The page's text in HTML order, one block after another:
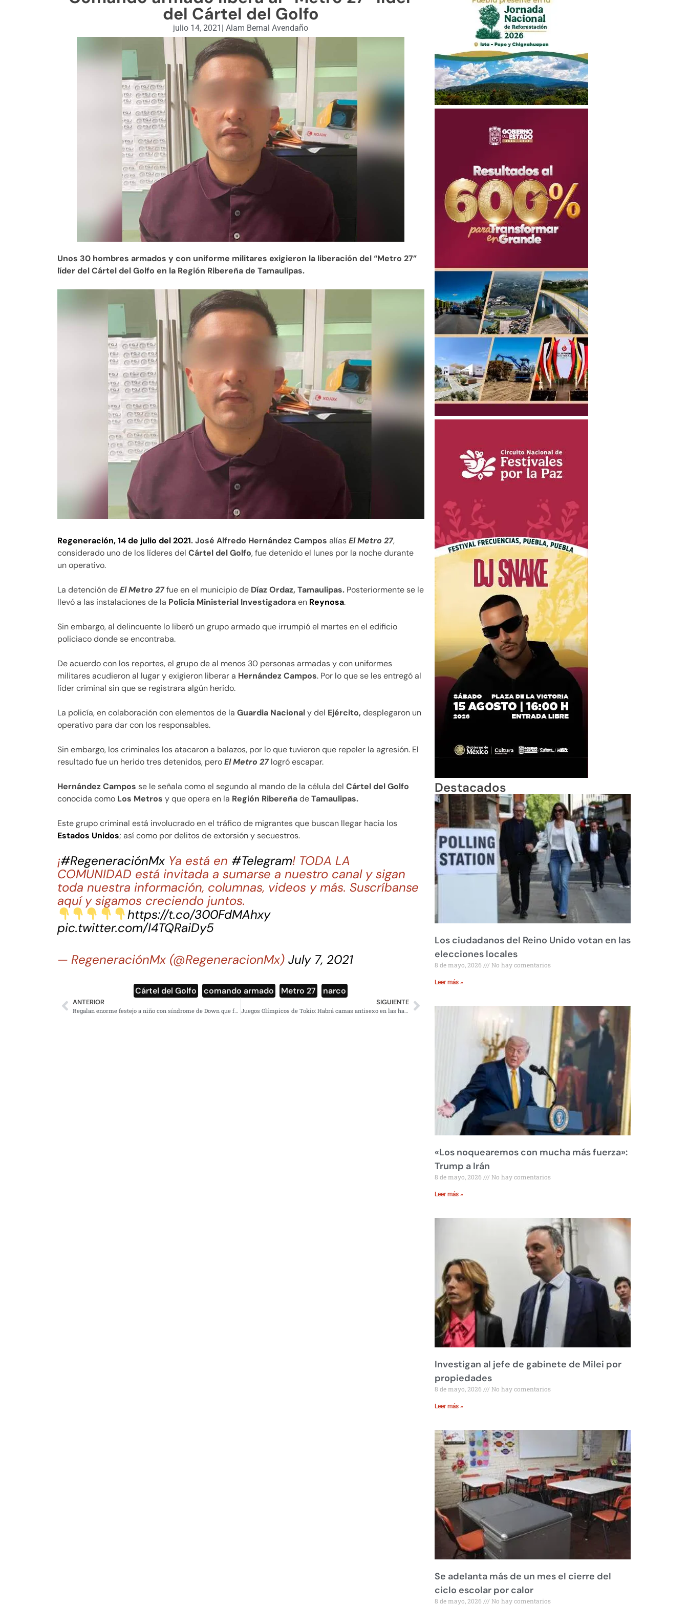
del Cártel del Golfo
julio 14, 2021 Alam Bernal Avendaño
Unos 30 hombres armados y con uniforme militares exigieron la liberación del “Metro 27”
líder del Cártel del Golfo en la Región Ribereña de Tamaulipas.
Regeneración, 14 de julio del 2021. José Alfredo Hernández Campos alíasEl Metro 27,
considerado uno de los líderes del Cártel del Golfo, fue detenido el lunes por la noche durante
un operativo.
La detención deEl Metro 27fue en el municipio de Díaz Ordaz, Tamaulipas. Posteriormente se le
llevó a las instalaciones de la Policía Ministerial Investigadoraen Reynosa.
Sin embargo, al delincuente lo liberó un grupo armado que irrumpió el martes en el edificio
policiaco donde se encontraba.
De acuerdo con los reportes, el grupo de al menos 30 personas armadas y con uniformes
militares acudieron al lugar y exigieron liberar a Hernández Campos. Por lo que se les entregó al
líder criminal sin que se registrara algún herido.
La policía, en colaboración con elementos de la Guardia Nacionaly del Ejército, desplegaron un
operativo para dar con los responsables.
Sin embargo, los criminales los atacaron a balazos, por lo que tuvieron que repeler la agresión. El
resultado fue un herido tres detenidos, peroEl Metro 27logró escapar.
Hernández Campos se le señala como el segundo al mando de la célula del Cártel del Golfo
conocida como Los Metros y que opera en la Región RibereñadeTamaulipas.
Este grupo criminal está involucrado en el tráfico de migrantes que buscan llegar hacia los
Estados Unidos; así como por delitos de extorsión y secuestros.
¡#RegeneraciónMxYa está en #Telegram! TODA LA
COMUNIDAD está invitada a sumarse a nuestro canal y sigan
toda nuestra información, columnas, videos y más. Suscríbanse
aquí y sigamos creciendo juntos.
https://t.co/300FdMAhxy
pic.twitter.com/I4TQRaiDy5
— RegeneraciónMx (@RegeneracionMx) July 7, 2021
Cártel del Golfo comando armado Metro 27 narco
ANTERIOR SIGUIENTE
Juegos Olímpicos de Tokio: Habrá camas antisexo en las habitaciones de los atletas
Destacados
Los ciudadanos del Reino Unido votan en las
elecciones locales
8 de mayo, 2026 No hay comentarios
Leer más »
«Los noquearemos con mucha más fuerza»:
Trump a Irán
8 de mayo, 2026 No hay comentarios
Leer más »
Investigan al jefe de gabinete de Milei por
propiedades
8 de mayo, 2026 No hay comentarios
Leer más »
Se adelanta más de un mes el cierre del
ciclo escolar por calor
8 de mayo, 2026 No hay comentarios